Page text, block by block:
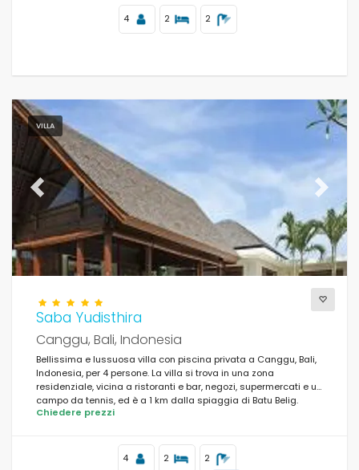
4 2 2
VILLA
Previous Next
Saba Yudisthira
Canggu, Bali, Indonesia
Bellissima e lussuosa villa con piscina privata a Canggu, Bali,
Indonesia, per 4 persone. La villa si trova in una zona
residenziale, vicina a ristoranti e bar, negozi, supermercati e un
campo da tennis, ed è a 1 km dalla spiaggia di Batu Belig.
Chiedere prezzi
4 2 2